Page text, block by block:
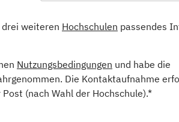
drei weiteren Hochschulen passendes
Nutzungsbedingungen und habe die
Die Kontaktaufnahme
(nach Wahl der Hochschule).*